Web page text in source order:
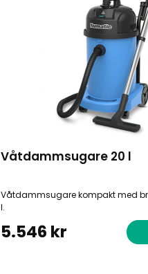
Våtdammsugare 20 l
Våtdammsugare kompakt med
l.
5.546 kr